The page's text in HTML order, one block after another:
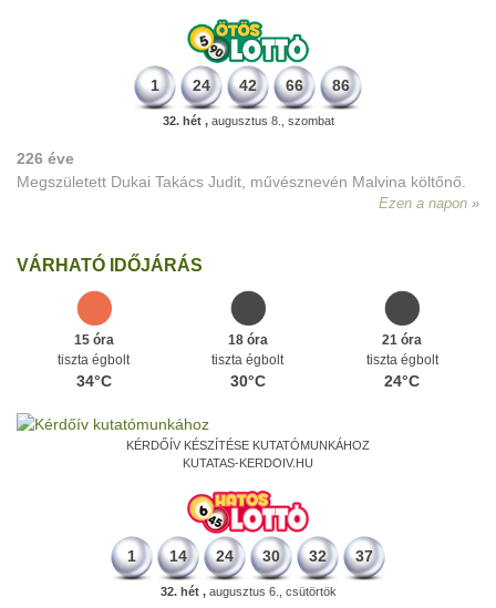
1 24 42 66 86
32. hét ,augusztus 8., szombat
226 éve
Megszületett Dukai Takács Judit, művésznevén Malvina költőnő.
Ezen a napon
VÁRHATÓ IDŐJÁRÁS
15 óra
tiszta égbolt
34°C
18 óra
tiszta égbolt
30°C
21 óra
tiszta égbolt
24°C
KÉRDŐÍV KÉSZÍTÉSE KUTATÓMUNKÁHOZ
KUTATAS-KERDOIV.HU
1 14 24 30 32 37
32. hét ,augusztus 6., csütörtök